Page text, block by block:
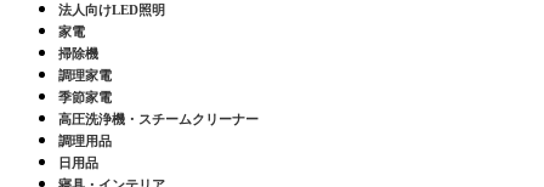
法人向けLED照明
家電
掃除機
調理家電
季節家電
高圧洗浄機・スチームクリーナー
調理用品
日用品